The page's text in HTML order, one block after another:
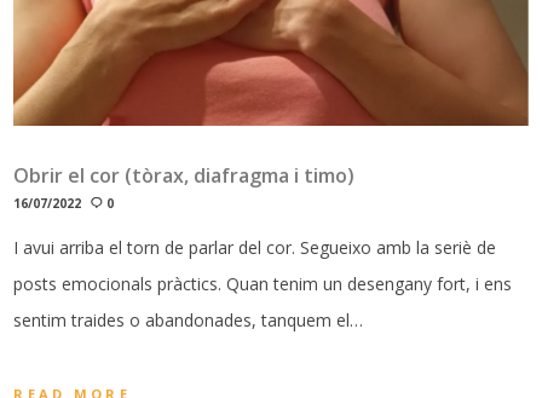
Obrir el cor (tòrax, diafragma i timo)
16/07/2022 0
I avui arriba el torn de parlar del cor. Segueixo amb la seriè de
posts emocionals pràctics. Quan tenim un desengany fort, i ens
sentim traides o abandonades, tanquem el…
READ MORE